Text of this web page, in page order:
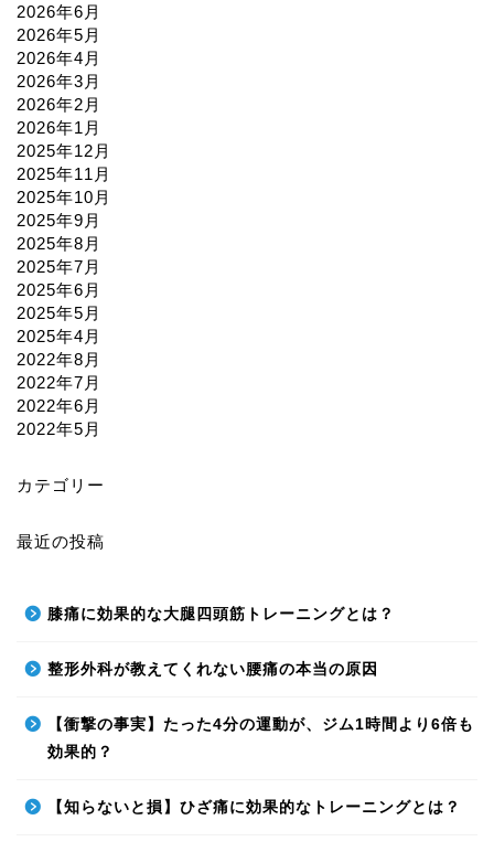
2026年6月
2026年5月
2026年4月
2026年3月
2026年2月
2026年1月
2025年12月
2025年11月
2025年10月
2025年9月
2025年8月
2025年7月
2025年6月
2025年5月
2025年4月
2022年8月
2022年7月
2022年6月
2022年5月
カテゴリー
最近の投稿
膝痛に効果的な大腿四頭筋トレーニングとは？
整形外科が教えてくれない腰痛の本当の原因
【衝撃の事実】たった4分の運動が、ジム1時間より6倍も
効果的？
【知らないと損】ひざ痛に効果的なトレーニングとは？